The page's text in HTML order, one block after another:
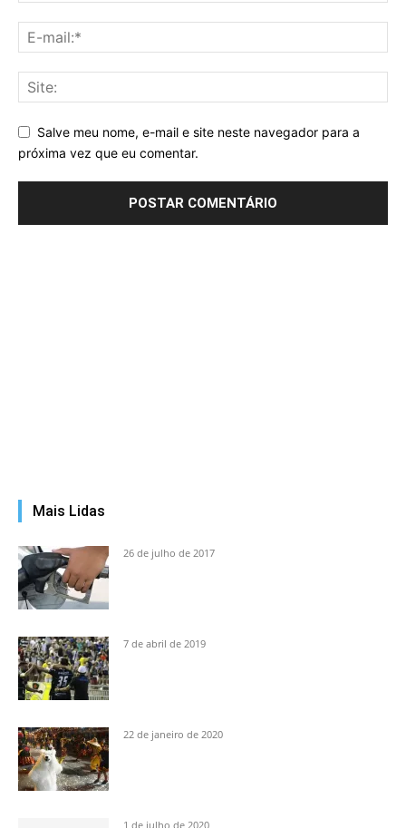
Salve meu nome, e-mail e site neste navegador para a
próxima vez que eu comentar.
Mais Lidas
26 de julho de 2017
7 de abril de 2019
22 de janeiro de 2020
1 de julho de 2020